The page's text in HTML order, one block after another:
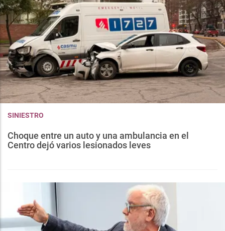
SINIESTRO
Choque entre un auto y una ambulancia en el
Centro dejó varios lesionados leves